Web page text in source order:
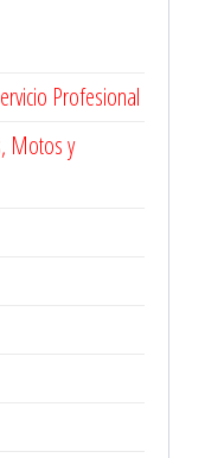
Profesional
Motos y